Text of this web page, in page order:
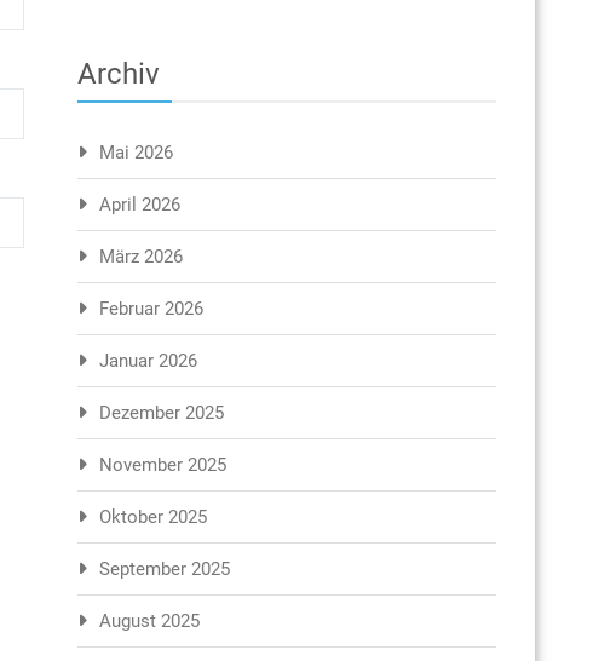
Archiv
Mai 2026
April 2026
März 2026
Februar 2026
Januar 2026
Dezember 2025
November 2025
Oktober 2025
September 2025
August 2025